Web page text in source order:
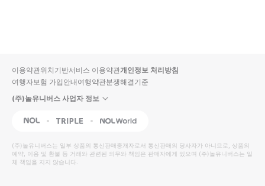
입니
다.
높
은
순
동
영
상
순
상
이용약관위치기반서비스 이용약관개인정보 처리방침
여행자보험 가입안내여행약관분쟁해결기준
(주)놀유니버스 사업자 정보
NOL Triple Interpark Global
(주)놀유니버스는 일부 상품의 통신판매중개자로서 통신판매의 당사자가 아니므로, 상품의
예약, 이용 및 환불 등 거래와 관련된 의무와 책임은 판매자에게 있으며 (주)놀유니버스는 일
체 책임을 지지 않습니다.